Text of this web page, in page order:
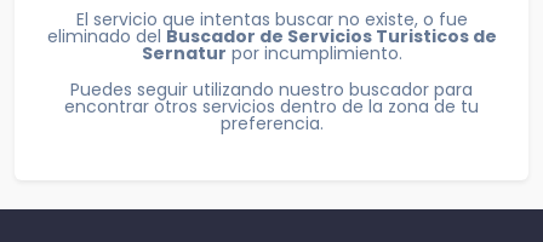
El servicio que intentas buscar no existe, o fue
eliminado del Buscador de Servicios Turisticos de
Sernatur por incumplimiento.
Puedes seguir utilizando nuestro buscador para
encontrar otros servicios dentro de la zona de tu
preferencia.